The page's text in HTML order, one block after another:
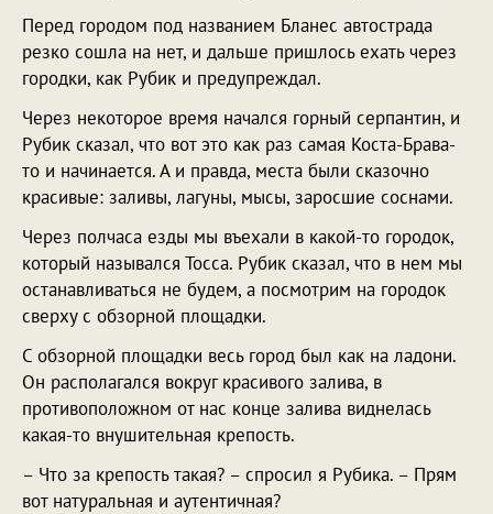
Перед городом под названием Бланес автострада
резко сошла на нет, и дальше пришлось ехать через
городки, как Рубик и предупреждал.
Через некоторое время начался горный серпантин, и
Рубик сказал, что вот это как раз самая Коста-Брава-
то и начинается. А и правда, места были сказочно
красивые: заливы, лагуны, мысы, заросшие соснами.
Через полчаса езды мы въехали в какой-то городок,
который назывался Тосса. Рубик сказал, что в нем мы
останавливаться не будем, а посмотрим на городок
сверху с обзорной площадки.
С обзорной площадки весь город был как на ладони.
Он располагался вокруг красивого залива, в
противоположном от нас конце залива виднелась
какая-то внушительная крепость.
– Что за крепость такая? – спросил я Рубика. – Прям
вот натуральная и аутентичная?